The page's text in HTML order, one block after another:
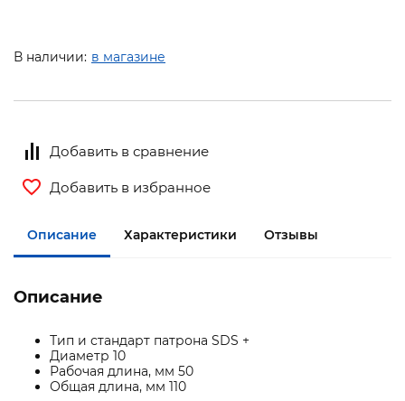
В наличии: в магазине
Добавить в сравнение
Добавить в избранное
Описание Характеристики Отзывы
Описание
Тип и стандарт патрона SDS +
Диаметр 10
Рабочая длина, мм 50
Общая длина, мм 110